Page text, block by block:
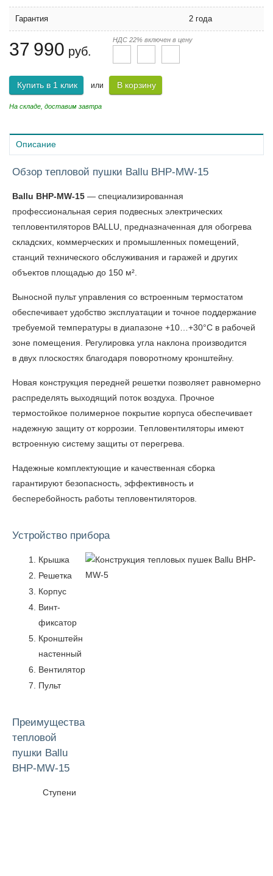
Гарантия 2 года
37 990 руб.
НДС 22% включен в цену
Купить в 1 клик или В корзину
На складе, доставим завтра
Описание
Обзор тепловой пушки Ballu BHP-MW-15
Ballu BHP-MW-15 — специализированная
профессиональная серия подвесных электрических
тепловентиляторов BALLU, предназначенная для обогрева
складских, коммерческих и промышленных помещений,
станций технического обслуживания и гаражей и других
объектов площадью до 150 м².
Выносной пульт управления со встроенным термостатом
обеспечивает удобство эксплуатации и точное поддержание
требуемой температуры в диапазоне +10…+30°С в рабочей
зоне помещения. Регулировка угла наклона производится
в двух плоскостях благодаря поворотному кронштейну.
Новая конструкция передней решетки позволяет равномерно
распределять выходящий поток воздуха. Прочное
термостойкое полимерное покрытие корпуса обеспечивает
надежную защиту от коррозии. Тепловентиляторы имеют
встроенную систему защиты от перегрева.
Надежные комплектующие и качественная сборка
гарантируют безопасность, эффективность и
бесперебойность работы тепловентиляторов.
Устройство прибора
Крышка
Решетка
Корпус
Винт-
фиксатор
Кронштейн
настенный
Вентилятор
Пульт
Преимущества
тепловой
пушки Ballu
BHP-MW-15
Ступени